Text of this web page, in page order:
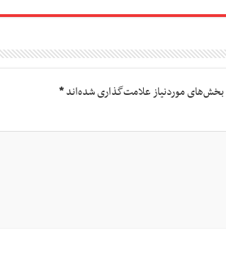
بخش‌های موردنیاز علامت‌گذاری شده‌اند*